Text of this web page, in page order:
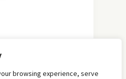
browsing experience, serve